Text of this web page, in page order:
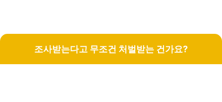
조사받는다고 무조건 처벌받는 건가요?